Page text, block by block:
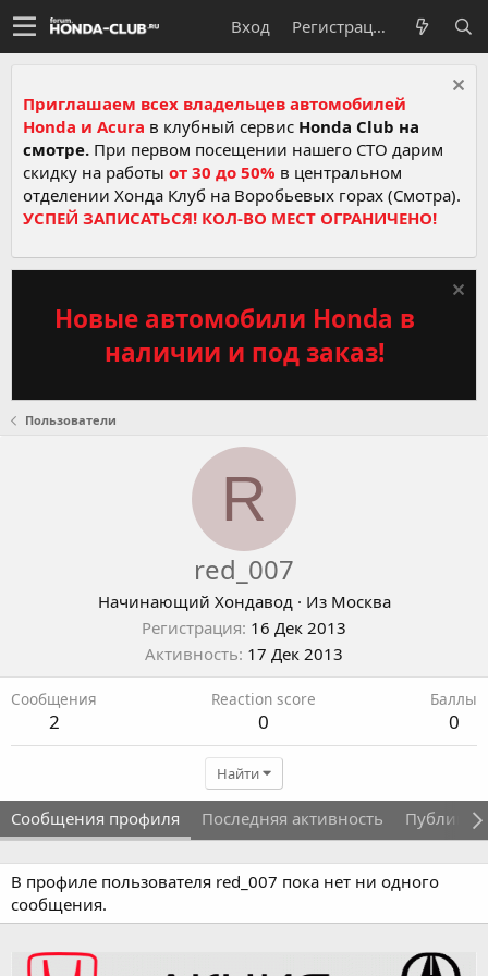
Вход Регистрация
Приглашаем всех владельцев автомобилей
Honda и Acura в клубный сервис Honda Club на
смотре. При первом посещении нашего СТО дарим
скидку на работы от 30 до 50% в центральном
отделении Хонда Клуб на Воробьевых горах (Смотра).
УСПЕЙ ЗАПИСАТЬСЯ! КОЛ-ВО МЕСТ ОГРАНИЧЕНО!
Новые автомобили Honda в
наличии и под заказ!
Пользователи
R
red_007
Начинающий Хондавод · Из Москва
Регистрация 16 Дек 2013
Активность 17 Дек 2013
Сообщения
2
Reaction score
0
Баллы
0
Найти
Сообщения профиля Последняя активность
В профиле пользователя red_007 пока нет ни одного
сообщения.